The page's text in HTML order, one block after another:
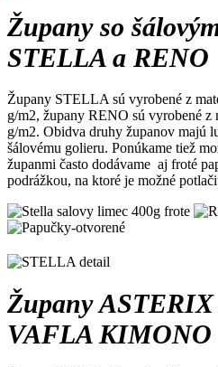
Župany so
STELLA a RENO
Župany STELLA sú vyrobené z
g/m2, župany RENO sú vyrobené z
g/m2. Obidva druhy županov majú
šálovému golieru. Ponúkame tiež
županmi často dodávame aj froté
podrážkou, na ktoré je možné
Župany
VAFLA KIMONO